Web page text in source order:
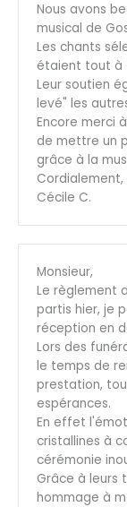
Nous avons
musical de
Les chants
étaient tout à
Leur soutien
levé" les
Encore merci
de mettre un
grâce à la
Cordialement,
Cécile C.
Monsieur,
Le règlement
partis hier, je
réception en
Lors des
le temps de
prestation,
espérances.
En effet
cristallines à
cérémonie
Grâce à leurs
hommage à